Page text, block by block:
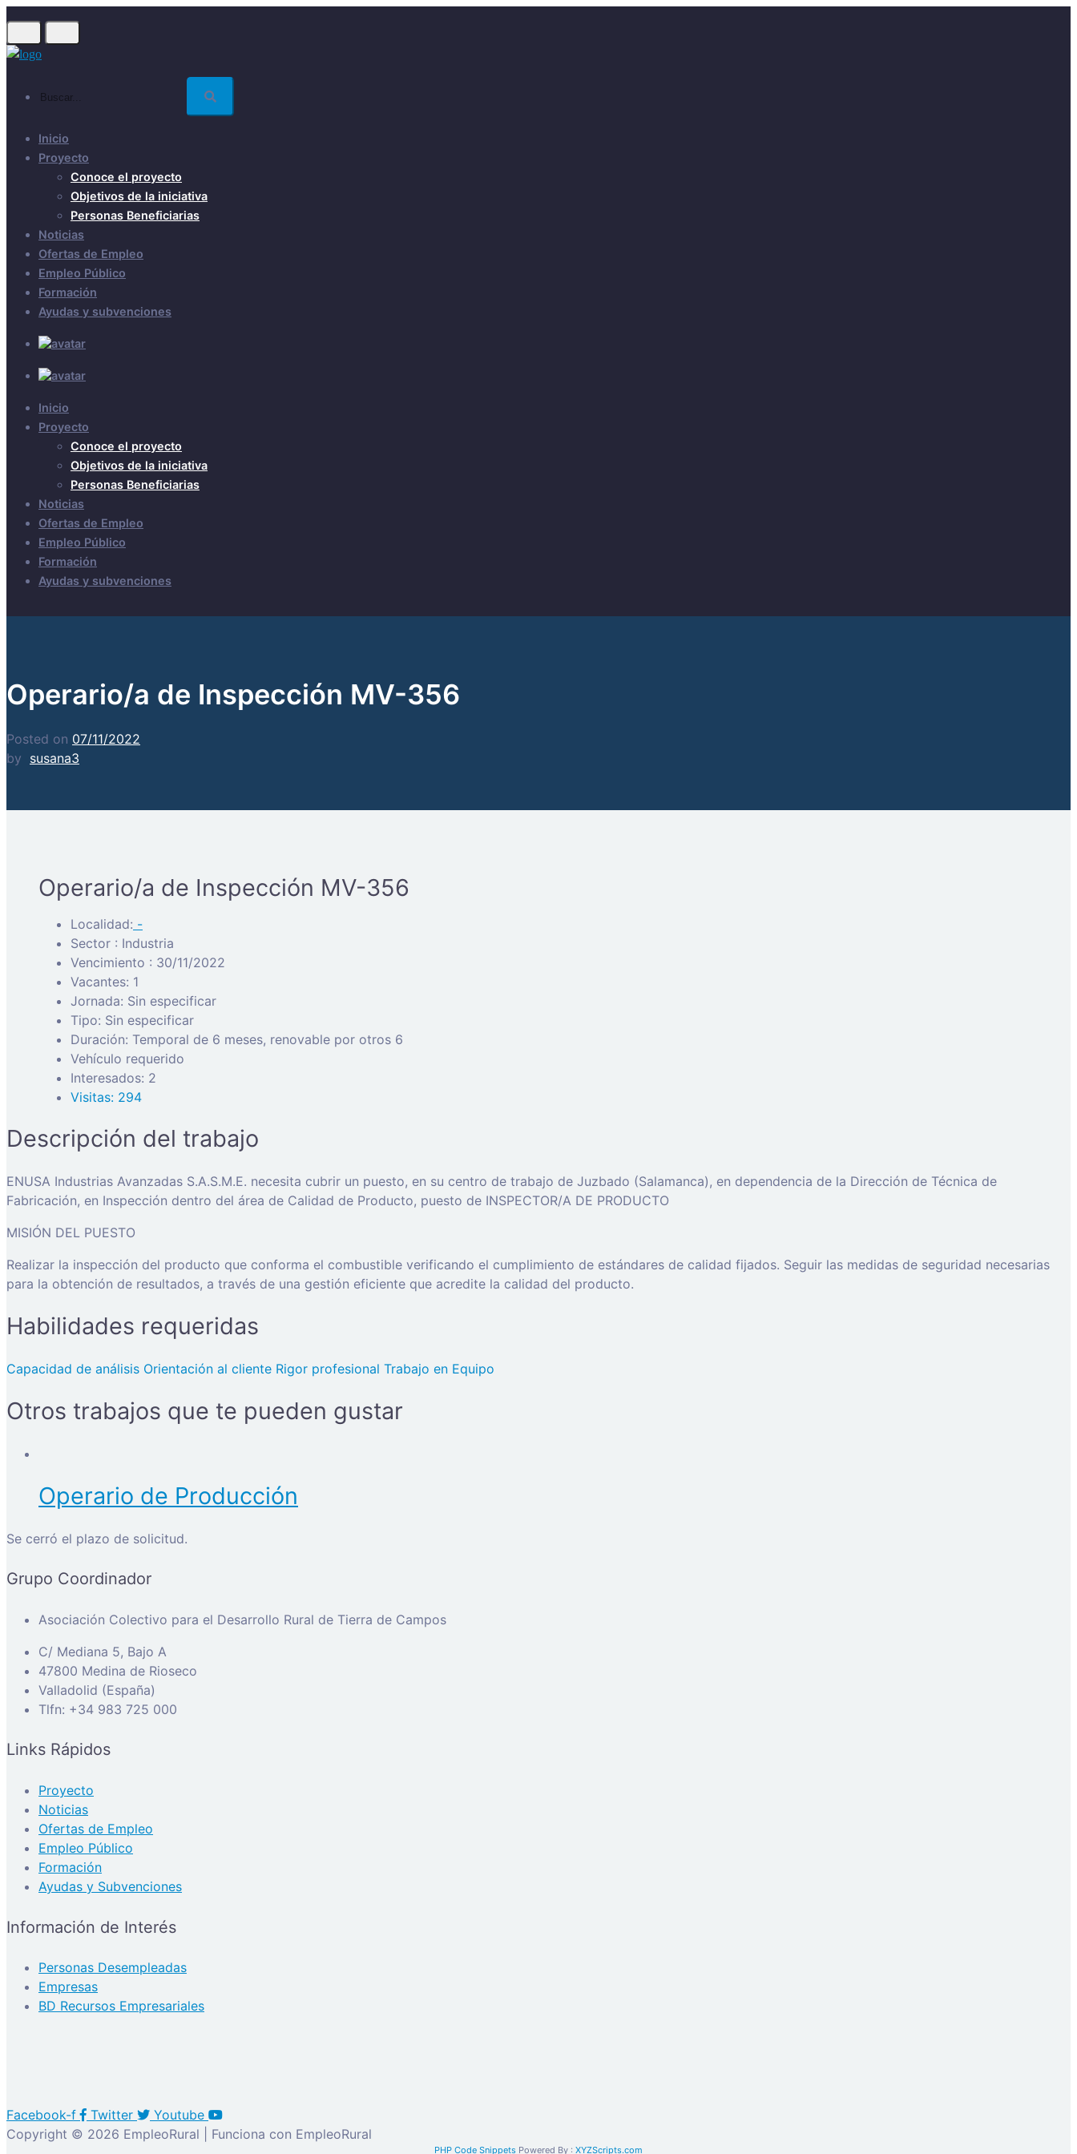
main
Inicio
Proyecto
Conoce el proyecto
Objetivos de la iniciativa
Personas Beneficiarias
Noticias
Ofertas de Empleo
Empleo Público
Formación
Ayudas y subvenciones
Inicio
Proyecto
Conoce el proyecto
Objetivos de la iniciativa
Personas Beneficiarias
Noticias
Ofertas de Empleo
Empleo Público
Formación
Ayudas y subvenciones
Operario/a de Inspección MV-356
Posted on 07/11/2022
by susana3
Operario/a de Inspección MV-356
Localidad: -
Sector : Industria
Vencimiento : 30/11/2022
Vacantes: 1
Jornada: Sin especificar
Tipo: Sin especificar
Duración: Temporal de 6 meses, renovable por otros 6
Vehículo requerido
Interesados: 2
Visitas: 294
Descripción del trabajo
ENUSA Industrias Avanzadas S.A.S.M.E. necesita cubrir un puesto, en su centro de trabajo de Juzbado (Salamanca), en dependencia de la Dirección de Técnica de
Fabricación, en Inspección dentro del área de Calidad de Producto, puesto de INSPECTOR/A DE PRODUCTO
MISIÓN DEL PUESTO
Realizar la inspección del producto que conforma el combustible verificando el cumplimiento de estándares de calidad fijados. Seguir las medidas de seguridad necesarias
para la obtención de resultados, a través de una gestión eficiente que acredite la calidad del producto.
Habilidades requeridas
Capacidad de análisis Orientación al cliente Rigor profesional Trabajo en Equipo
Otros trabajos que te pueden gustar
Operario de Producción
Se cerró el plazo de solicitud.
Grupo Coordinador
Asociación Colectivo para el Desarrollo Rural de Tierra de Campos
C/ Mediana 5, Bajo A
47800 Medina de Rioseco
Valladolid (España)
Tlfn: +34 983 725 000
Links Rápidos
Proyecto
Noticias
Ofertas de Empleo
Empleo Público
Formación
Ayudas y Subvenciones
Información de Interés
Personas Desempleadas
Empresas
BD Recursos Empresariales
Facebook-f Twitter
Youtube
Copyright © 2026 EmpleoRural | Funciona con EmpleoRural
PHP Code Snippets Powered By : XYZScripts.com